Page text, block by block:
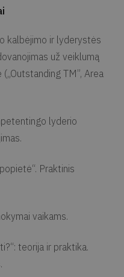
kalbėjimo ir lyderystės
už veiklumą
TM”, Area
lyderio
Praktinis
vaikams.
teorija ir praktika.